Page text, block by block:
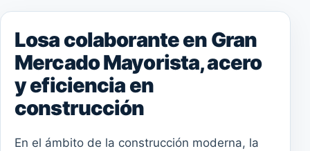
Losa colaborante en Gran
Mercado Mayorista, acero
y eficiencia en
construcción
En el ámbito de la construcción moderna, la